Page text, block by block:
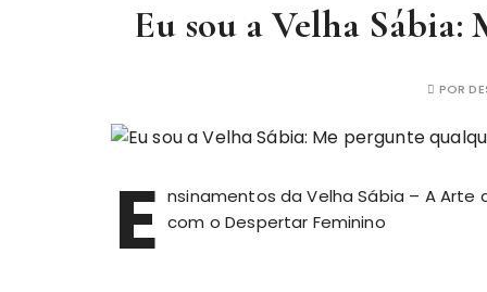
Eu sou a Velha
POR
E nsinamentos da Velha Sábia – A Arte
com o Despertar Feminino